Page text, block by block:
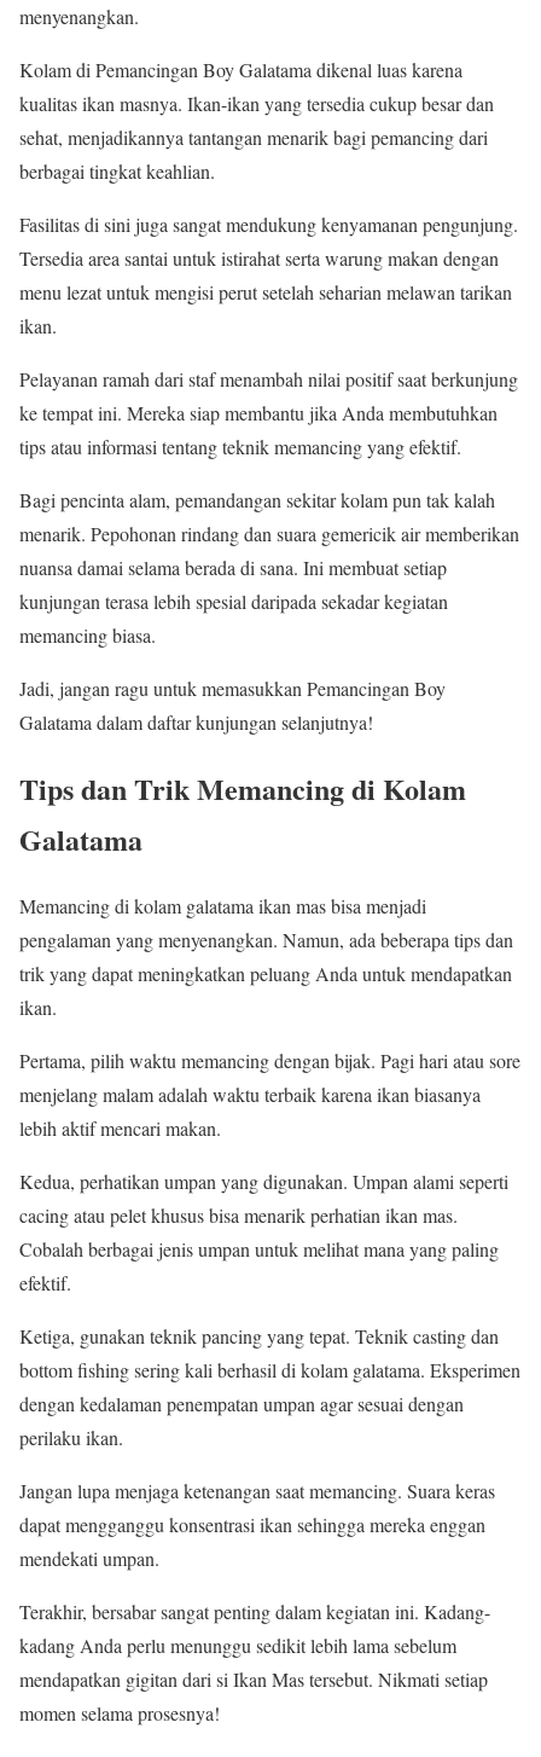
menyenangkan.
Kolam di Pemancingan Boy Galatama dikenal luas karena
kualitas ikan masnya. Ikan-ikan yang tersedia cukup besar dan
sehat, menjadikannya tantangan menarik bagi pemancing dari
berbagai tingkat keahlian.
Fasilitas di sini juga sangat mendukung kenyamanan pengunjung.
Tersedia area santai untuk istirahat serta warung makan dengan
menu lezat untuk mengisi perut setelah seharian melawan tarikan
ikan.
Pelayanan ramah dari staf menambah nilai positif saat berkunjung
ke tempat ini. Mereka siap membantu jika Anda membutuhkan
tips atau informasi tentang teknik memancing yang efektif.
Bagi pencinta alam, pemandangan sekitar kolam pun tak kalah
menarik. Pepohonan rindang dan suara gemericik air memberikan
nuansa damai selama berada di sana. Ini membuat setiap
kunjungan terasa lebih spesial daripada sekadar kegiatan
memancing biasa.
Jadi, jangan ragu untuk memasukkan Pemancingan Boy
Galatama dalam daftar kunjungan selanjutnya!
Tips dan Trik Memancing di Kolam
Galatama
Memancing di kolam galatama ikan mas bisa menjadi
pengalaman yang menyenangkan. Namun, ada beberapa tips dan
trik yang dapat meningkatkan peluang Anda untuk mendapatkan
ikan.
Pertama, pilih waktu memancing dengan bijak. Pagi hari atau sore
menjelang malam adalah waktu terbaik karena ikan biasanya
lebih aktif mencari makan.
Kedua, perhatikan umpan yang digunakan. Umpan alami seperti
cacing atau pelet khusus bisa menarik perhatian ikan mas.
Cobalah berbagai jenis umpan untuk melihat mana yang paling
efektif.
Ketiga, gunakan teknik pancing yang tepat. Teknik casting dan
bottom fishing sering kali berhasil di kolam galatama. Eksperimen
dengan kedalaman penempatan umpan agar sesuai dengan
perilaku ikan.
Jangan lupa menjaga ketenangan saat memancing. Suara keras
dapat mengganggu konsentrasi ikan sehingga mereka enggan
mendekati umpan.
Terakhir, bersabar sangat penting dalam kegiatan ini. Kadang-
kadang Anda perlu menunggu sedikit lebih lama sebelum
mendapatkan gigitan dari si Ikan Mas tersebut. Nikmati setiap
momen selama prosesnya!